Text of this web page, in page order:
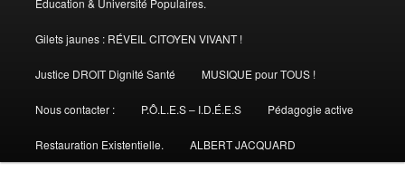
Gilets jaunes : RÉVEIL CITOYEN VIVANT !
Justice DROIT Dignité Santé MUSIQUE pour TOUS !
Nous contacter : P.Ô.L.E.S – I.D.É.E.S Pédagogie active
Restauration Existentielle. ALBERT JACQUARD